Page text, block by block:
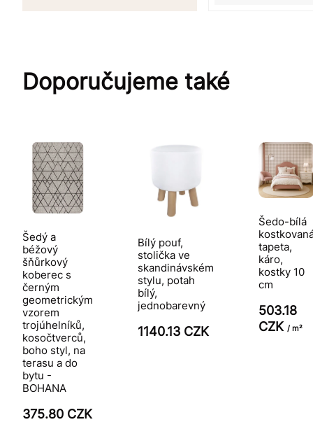
Doporučujeme také
Šedý a
béžový
šňůrkový
koberec s
černým
geometrickým
vzorem
trojúhelníků,
kosočtverců,
boho styl, na
terasu a do
bytu -
BOHANA
375.80 CZK
Bílý pouf,
stolička ve
skandinávském
stylu, potah
bílý,
jednobarevný
1140.13 CZK
Šedo-bílá
tapeta,
káro,
kostky 10
cm
503.18
CZK / m²